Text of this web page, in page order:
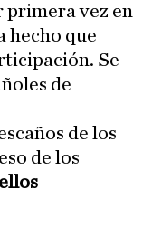
primera vez en
hecho que
Se
de
de los
de los